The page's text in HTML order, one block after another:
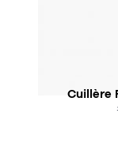
Cuillère